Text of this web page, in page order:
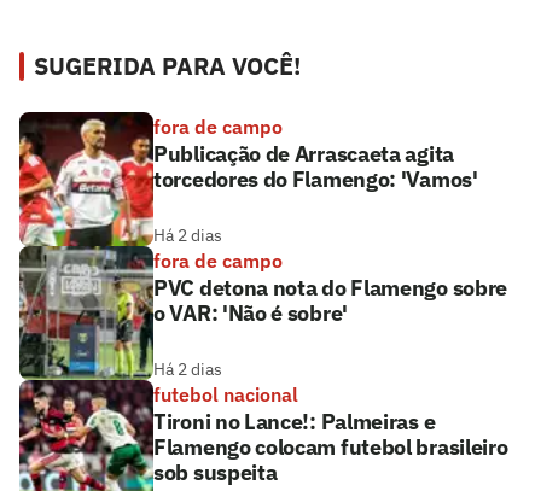
SUGERIDA PARA VOCÊ!
fora de campo
Publicação de Arrascaeta agita
torcedores do Flamengo: 'Vamos'
Há 2 dias
fora de campo
PVC detona nota do Flamengo sobre
o VAR: 'Não é sobre'
Há 2 dias
futebol nacional
Tironi no Lance!: Palmeiras e
Flamengo colocam futebol brasileiro
sob suspeita